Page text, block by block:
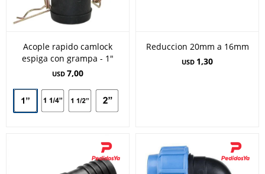
Acople rapido camlock
espiga con grampa - 1"
USD 7,00
Reduccion 20mm a 16mm
USD 1,30